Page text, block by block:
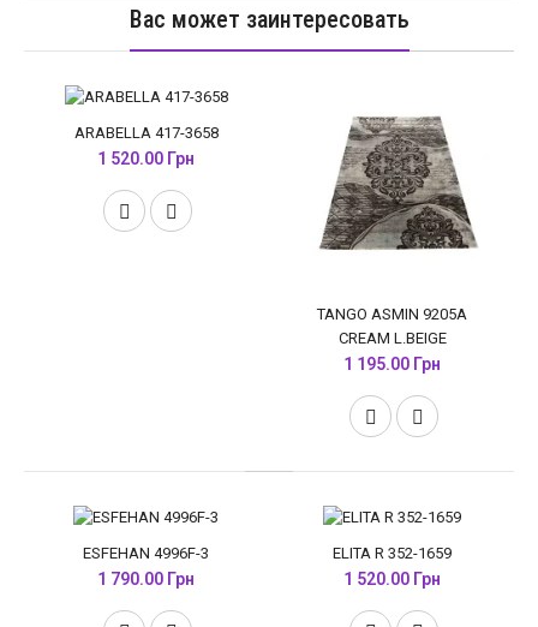
Вас может заинтересовать
ARABELLA 417-3658
1 520.00 Грн
TANGO ASMIN 9205A
CREAM L.BEIGE
1 195.00 Грн
ESFEHAN 4996F-3
1 790.00 Грн
ELITA R 352-1659
1 520.00 Грн